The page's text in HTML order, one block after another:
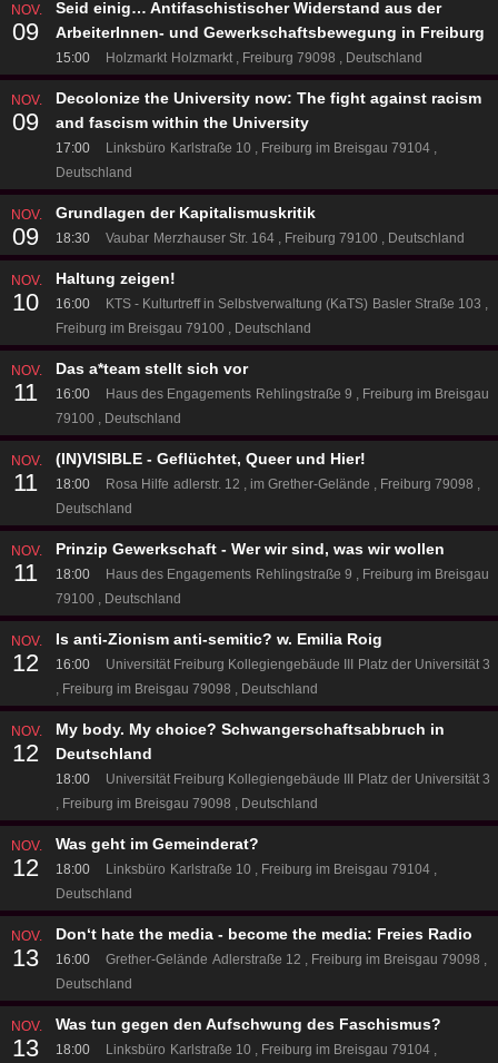
NOV.
09
Seid einig… Antifaschistischer Widerstand aus der
ArbeiterInnen- und Gewerkschaftsbewegung in Freiburg
15:00 Holzmarkt Holzmarkt Freiburg 79098 Deutschland
NOV.
09
Decolonize the University now: The fight against racism
and fascism within the University
17:00 Linksbüro Karlstraße 10
Freiburg im Breisgau 79104
Deutschland
NOV.
09
Grundlagen der Kapitalismuskritik
18:30 Vaubar Merzhauser Str. 164 Freiburg 79100 Deutschland
NOV.
10
Haltung zeigen!
16:00 KTS - Kulturtreff in Selbstverwaltung (KaTS) Basler Straße 103
Freiburg im Breisgau 79100
Deutschland
NOV.
11
Das a*team stellt sich vor
16:00 Haus des Engagements Rehlingstraße 9
Freiburg im Breisgau
79100
Deutschland
NOV.
11
(IN)VISIBLE - Geflüchtet, Queer und Hier!
18:00 Rosa Hilfe adlerstr. 12 im Grether-Gelände
Freiburg 79098
Deutschland
NOV.
11
Prinzip Gewerkschaft - Wer wir sind, was wir wollen
18:00 Haus des Engagements Rehlingstraße 9
Freiburg im Breisgau
79100
Deutschland
NOV.
12
Is anti-Zionism anti-semitic? w. Emilia Roig
16:00 Universität Freiburg Kollegiengebäude III Platz der Universität 3
Freiburg im Breisgau 79098
Deutschland
NOV.
12
My body. My choice? Schwangerschaftsabbruch in
Deutschland
18:00 Universität Freiburg Kollegiengebäude III Platz der Universität 3
Freiburg im Breisgau 79098
Deutschland
NOV.
12
Was geht im Gemeinderat?
18:00 Linksbüro Karlstraße 10
Freiburg im Breisgau 79104
Deutschland
NOV.
13
Don‘t hate the media - become the media: Freies Radio
16:00 Grether-Gelände Adlerstraße 12
Freiburg im Breisgau 79098
Deutschland
NOV.
13
Was tun gegen den Aufschwung des Faschismus?
18:00 Linksbüro Karlstraße 10
Freiburg im Breisgau 79104